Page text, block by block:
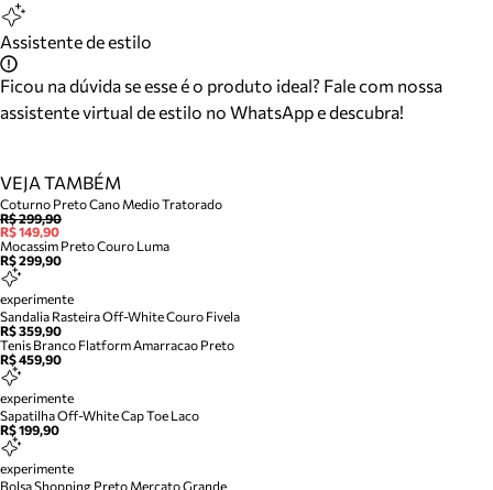
Assistente de estilo
Ficou na dúvida se esse é o produto ideal? Fale com nossa
assistente virtual de estilo no WhatsApp e descubra!
VEJA TAMBÉM
Coturno Preto Cano Medio Tratorado
R$ 299,90
R$ 149,90
Mocassim Preto Couro Luma
R$ 299,90
experimente
Sandalia Rasteira Off-White Couro Fivela
R$ 359,90
Tenis Branco Flatform Amarracao Preto
R$ 459,90
experimente
Sapatilha Off-White Cap Toe Laco
R$ 199,90
experimente
Bolsa Shopping Preto Mercato Grande